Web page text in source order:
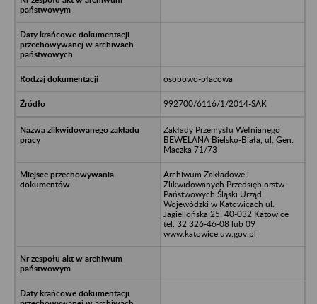
osobowo-płacowa
992700/6116/1/2014-SAK
Zakłady Przemysłu Wełnianego
BEWELANA Bielsko-Biała, ul. Gen.
Maczka 71/73
Archiwum Zakładowe i
Zlikwidowanych Przedsiębiorstw
Państwowych Śląski Urząd
Wojewódzki w Katowicach ul.
Jagiellońska 25, 40-032 Katowice
tel. 32 326-46-08 lub 09
www.katowice.uw.gov.pl